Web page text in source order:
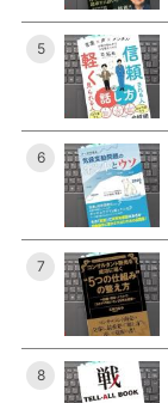
5
6
7
8